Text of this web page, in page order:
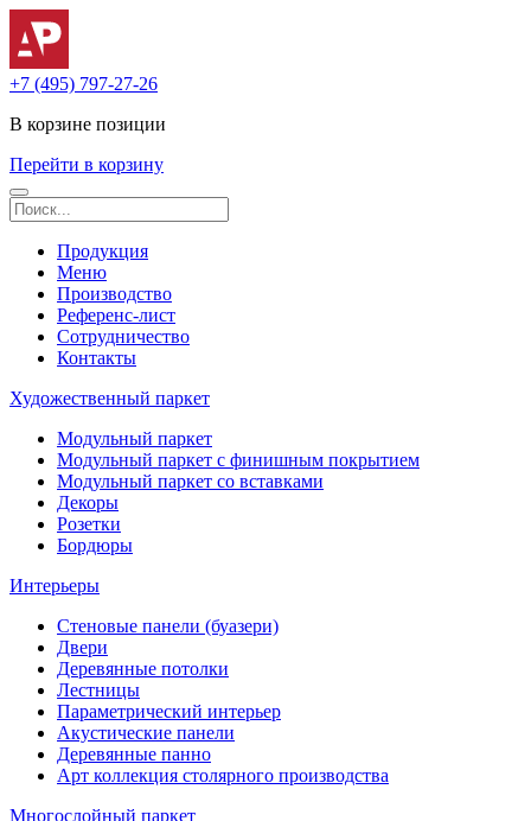
+7 (495) 797-27-26
В корзине позиции
Перейти в корзину
Продукция
Меню
Производство
Референс-лист
Сотрудничество
Контакты
Художественный паркет
Модульный паркет
Модульный паркет с финишным покрытием
Модульный паркет со вставками
Декоры
Розетки
Бордюры
Интерьеры
Стеновые панели (буазери)
Двери
Деревянные потолки
Лестницы
Параметрический интерьер
Акустические панели
Деревянные панно
Арт коллекция столярного производства
Многослойный паркет